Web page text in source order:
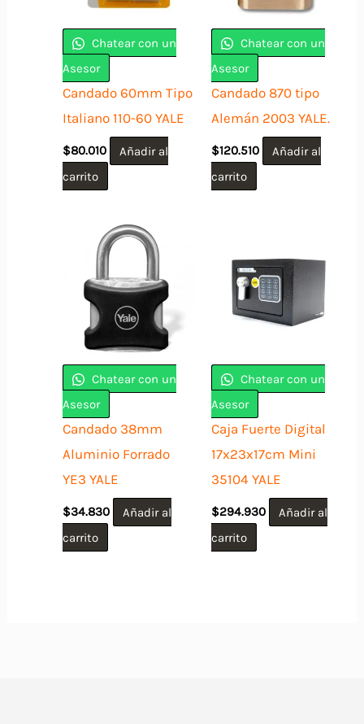
Chatear con un
Asesor
Candado 60mm Tipo
Italiano 110-60 YALE
$80.010
Añadir al
carrito
Chatear con un
Asesor
Candado 870 tipo
Alemán 2003 YALE.
$120.510
Añadir al
carrito
Chatear con un
Asesor
Candado 38mm
Aluminio Forrado
YE3 YALE
$34.830
Añadir al
carrito
Chatear con un
Asesor
Caja Fuerte Digital
17x23x17cm Mini
35104 YALE
$294.930
Añadir al
carrito